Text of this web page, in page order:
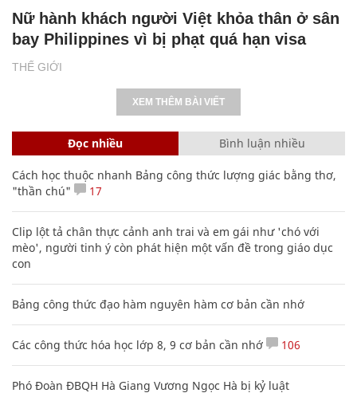
THẾ GIỚI
Nữ hành khách người Việt khỏa thân ở sân
bay Philippines vì bị phạt quá hạn visa
XEM THÊM BÀI VIẾT
Đọc nhiều Bình luận nhiều
Cách học thuộc nhanh Bảng công thức lượng giác bằng thơ,
"thần chú"
17
Clip lột tả chân thực cảnh anh trai và em gái như 'chó với
mèo', người tinh ý còn phát hiện một vấn đề trong giáo dục
con
Bảng công thức đạo hàm nguyên hàm cơ bản cần nhớ
Các công thức hóa học lớp 8, 9 cơ bản cần nhớ 106
Phó Đoàn ĐBQH Hà Giang Vương Ngọc Hà bị kỷ luật